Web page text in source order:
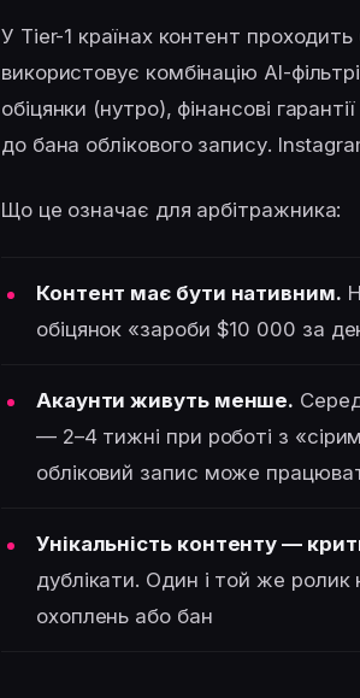
У Tier-1 країнах контент проходить
використовує комбінацію AI-
обіцянки (нутро), фінансові
до бана облікового запису.
Що це означає для арбітражника:
Контент має бути нативним.
обіцянок «зароби $10 000 за
Акаунти живуть менше.
— 2–4 тижні при роботі з
обліковий запис може
Унікальність контенту —
дублікати. Один і той же
охоплень або бан